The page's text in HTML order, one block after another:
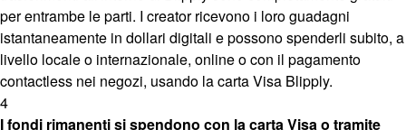
per entrambe le parti. I creator ricevono i loro guadagni
istantaneamente in dollari digitali e possono spenderli subito, a
livello locale o internazionale, online o con il pagamento
contactless nei negozi, usando la carta Visa Blipply.
4
I fondi rimanenti si spendono con la carta Visa o tramite